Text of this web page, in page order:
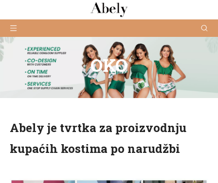
OKO
Abely je tvrtka za proizvodnju
kupaćih kostima po narudžbi